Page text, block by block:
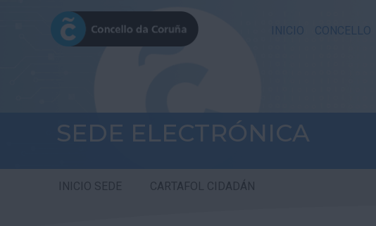
INICIO CONCELLO
SEDE ELECTRÓNICA
INICIO SEDE CARTAFOL CIDADÁN